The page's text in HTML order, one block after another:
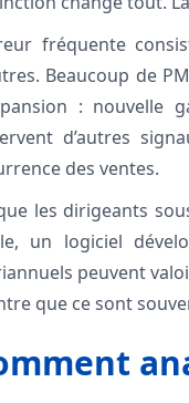
fréquente
Beaucoup de
: nouvelle
d’autres
des ventes.
les dirigeants
un logiciel
peuvent
que ce sont